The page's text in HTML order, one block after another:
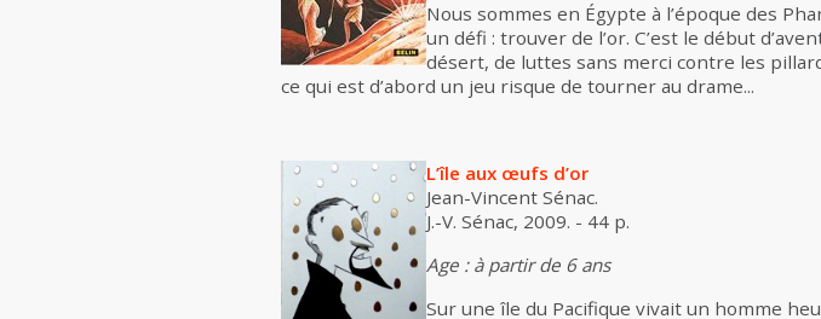
Nous sommes en Égypte à l’époque des
un défi : trouver de l’or. C’est le début
désert, de luttes sans merci contre les
ce qui est d’abord un jeu risque de tourner au drame...
L’île aux œufs d’or
Jean-Vincent Sénac.
J.-V. Sénac, 2009. - 44 p.
Age : à partir de 6 ans
Sur une île du Pacifique vivait un homme